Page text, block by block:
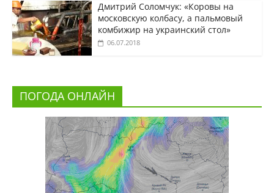
Дмитрий Соломчук: «Коровы на
московскую колбасу, а пальмовый
комбижир на украинский стол»
06.07.2018
ПОГОДА ОНЛАЙН